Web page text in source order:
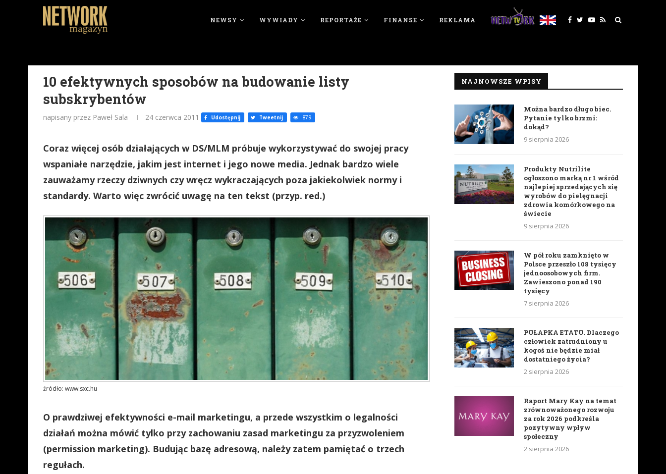
NEWSY WYWIADY REPORTAŻE FINANSE REKLAMA
10 efektywnych sposobów na budowanie listy
subskrybentów
napisany przez Paweł Sala 24 czerwca 2011 Udostępnij Tweetnij 879
Coraz więcej osób działających w DS/MLM próbuje wykorzystywać do swojej pracy
wspaniałe narzędzie, jakim jest internet i jego nowe media. Jednak bardzo wiele
zauważamy rzeczy dziwnych czy wręcz wykraczających poza jakiekolwiek normy i
standardy. Warto więc zwrócić uwagę na ten tekst (przyp. red.)
źródło: www.sxc.hu
O prawdziwej efektywności e-mail marketingu, a przede wszystkim o legalności
działań można mówić tylko przy zachowaniu zasad marketingu za przyzwoleniem
(permission marketing). Budując bazę adresową, należy zatem pamiętać o trzech
regułach.
NAJNOWSZE WPISY
Można bardzo długo biec.
Pytanie tylko brzmi:
dokąd?
9 sierpnia 2026
Produkty Nutrilite
ogłoszono marką nr 1 wśród
najlepiej sprzedających się
wyrobów do pielęgnacji
zdrowia komórkowego na
świecie
9 sierpnia 2026
W pół roku zamknięto w
Polsce przeszło 108 tysięcy
jednoosobowych firm.
Zawieszono ponad 190
tysięcy
7 sierpnia 2026
PUŁAPKA ETATU. Dlaczego
człowiek zatrudniony u
kogoś nie będzie miał
dostatniego życia?
2 sierpnia 2026
Raport Mary Kay na temat
zrównoważonego rozwoju
za rok 2026 podkreśla
pozytywny wpływ
społeczny
2 sierpnia 2026